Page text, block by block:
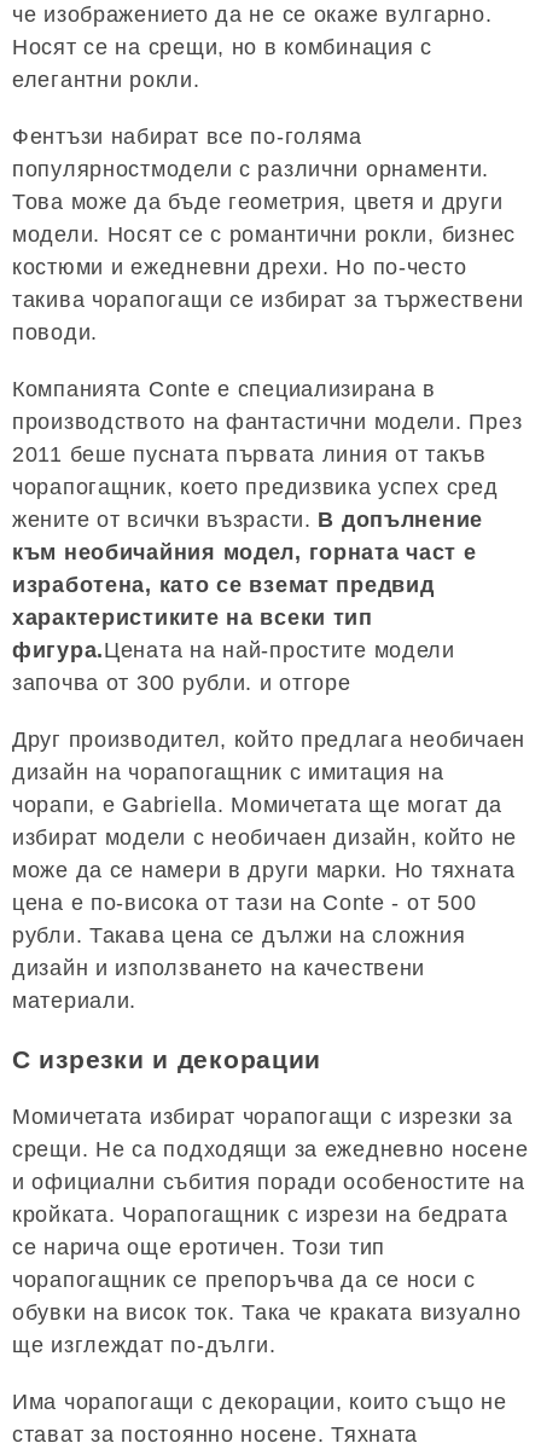
че изображението да не се окаже вулгарно.
Носят се на срещи, но в комбинация с
елегантни рокли.
Фентъзи набират все по-голяма
популярностмодели с различни орнаменти.
Това може да бъде геометрия, цветя и други
модели. Носят се с романтични рокли, бизнес
костюми и ежедневни дрехи. Но по-често
такива чорапогащи се избират за тържествени
поводи.
Компанията Conte е специализирана в
производството на фантастични модели. През
2011 беше пусната първата линия от такъв
чорапогащник, което предизвика успех сред
жените от всички възрасти. В допълнение
към необичайния модел, горната част е
изработена, като се вземат предвид
характеристиките на всеки тип
фигура.Цената на най-простите модели
започва от 300 рубли. и отгоре
Друг производител, който предлага необичаен
дизайн на чорапогащник с имитация на
чорапи, е Gabriella. Момичетата ще могат да
избират модели с необичаен дизайн, който не
може да се намери в други марки. Но тяхната
цена е по-висока от тази на Conte - от 500
рубли. Такава цена се дължи на сложния
дизайн и използването на качествени
материали.
С изрезки и декорации
Момичетата избират чорапогащи с изрезки за
срещи. Не са подходящи за ежедневно носене
и официални събития поради особеностите на
кройката. Чорапогащник с изрези на бедрата
се нарича още еротичен. Този тип
чорапогащник се препоръчва да се носи с
обувки на висок ток. Така че краката визуално
ще изглеждат по-дълги.
Има чорапогащи с декорации, които също не
стават за постоянно носене. Тяхната